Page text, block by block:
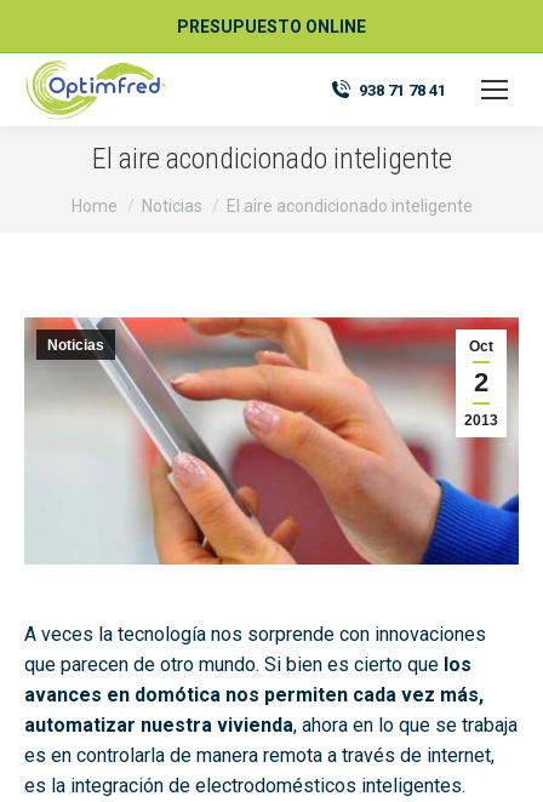
PRESUPUESTO ONLINE
938 71 78 41
El aire acondicionado inteligente
You are here:
Home Noticias El aire acondicionado inteligente
Oct
2
2013
Noticias
A veces la tecnología nos sorprende con innovaciones
que parecen de otro mundo. Si bien es cierto que los
avances en domótica nos permiten cada vez más,
automatizar nuestra vivienda, ahora en lo que se trabaja
es en controlarla de manera remota a través de internet,
es la integración de electrodomésticos inteligentes.